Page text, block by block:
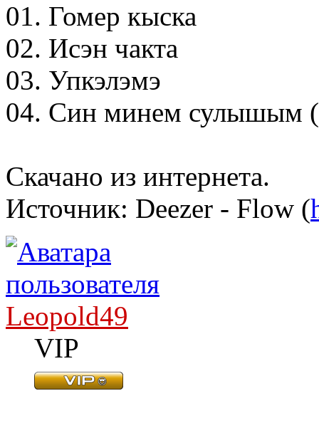
01. Гомер кыска
02. Исэн чакта
03. Упкэлэмэ
04. Син минем сулышым
Скачано из интернета.
Источник: Deezer - Flow (
Leopold49
VIP